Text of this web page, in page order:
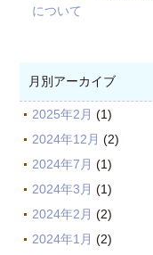
について
月別アーカイブ
2025年2月 (1)
2024年12月 (2)
2024年7月 (1)
2024年3月 (1)
2024年2月 (2)
2024年1月 (2)